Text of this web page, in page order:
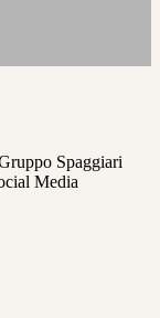
Spaggiari
Media